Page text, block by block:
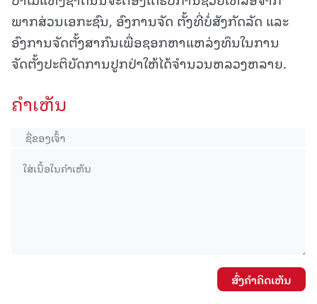
ພາກສ່ວນເອກະຊົນ, ອົງການຈັດ ຕັ້ງທີ່ບໍ່ສັງກັດລັດ ແລະ
ອົງການຈັດຕັ້ງສາກົນເພື່ອຊອກຫາແຫລ່ງທຶນໃນການ
ຈັດຕັ້ງປະຕິບັດການປູກປ່າໃຫ້ໄດ້ຈຳນວນຫລວງຫລາຍ.
ຄໍາເຫັນ
ສົ່ງຄໍາຄິດເຫັນ